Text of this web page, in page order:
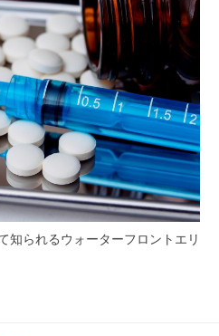
知られるウォーターフロントエリ